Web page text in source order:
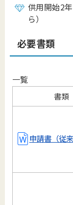
供用開始2
ら）
必要書類
一覧
書類
申請書（従来